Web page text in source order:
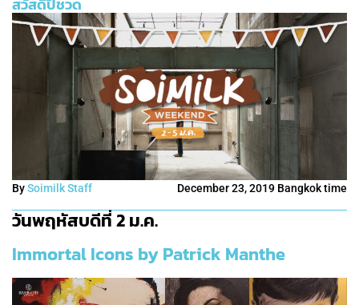
สวัสดีปีชวด
BySoimilk Staff December 23, 2019 Bangkok time
วันพฤหัสบดีที่ 2 ม.ค.
Immortal Icons by Patrick Manthe